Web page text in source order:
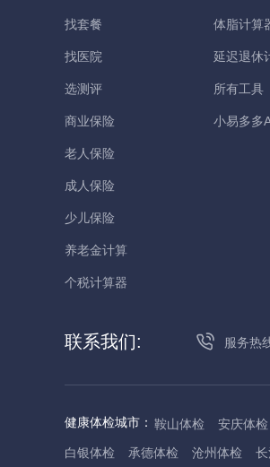
找套餐
找医院
选测评
商业保险
老人保险
成人保险
少儿保险
养老金计算
个税计算器
体脂计算
延迟退休
所有工具
小易多多
联系我们: 服务热
健康体检城市： 鞍山体检 安庆体检
白银体检
承德体检 沧州体检